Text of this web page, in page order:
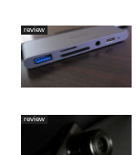
review
review